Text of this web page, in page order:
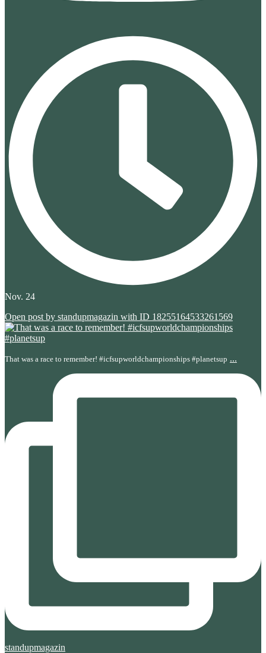
Nov. 24
Open post by standupmagazin with ID 18255164533261569
That was a race to remember! #icfsupworldchampionships #planetsup ...
standupmagazin